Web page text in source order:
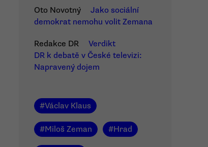
Oto Novotný
Jako sociální
demokrat nemohu volit Zemana
Redakce DR
Verdikt
DR k debatě v České televizi:
Napravený dojem
#Václav Klaus
#Miloš Zeman #Hrad